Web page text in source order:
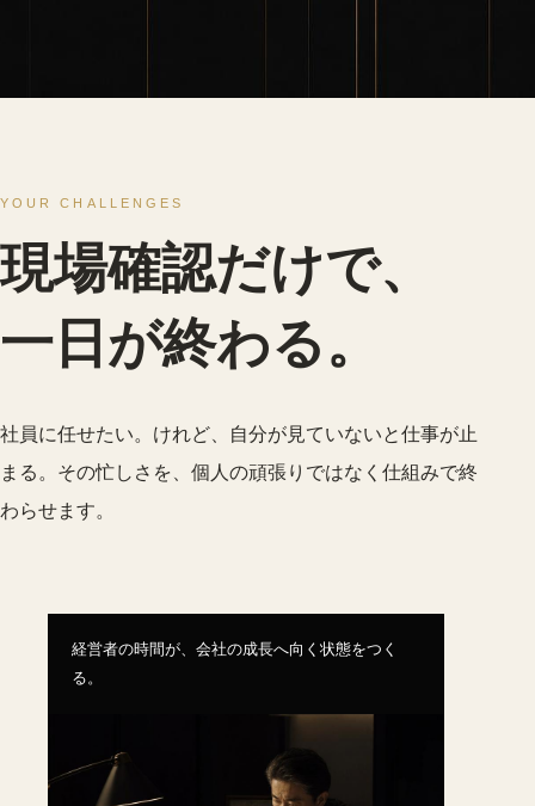
YOUR CHALLENGES
現場確認だけで、
一日が終わる。
社員に任せたい。けれど、自分が見ていないと仕事が止
まる。その忙しさを、個人の頑張りではなく仕組みで終
わらせます。
経営者の時間が、会社の成長へ向く状態をつく
る。